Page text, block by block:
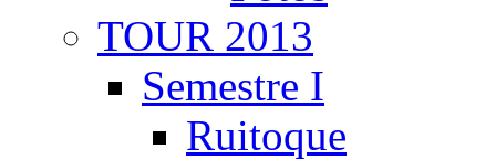
TOUR 2013
Semestre I
Ruitoque